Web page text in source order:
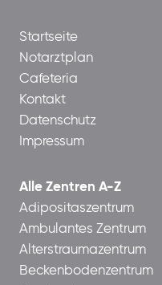
Startseite
Notarztplan
Cafeteria
Kontakt
Datenschutz
Impressum
Alle Zentren A-Z
Adipositaszentrum
Ambulantes Zentrum
Alterstraumazentrum
Beckenbodenzentrum